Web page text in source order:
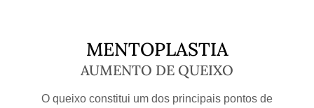
MENTOPLASTIA
AUMENTO DE QUEIXO
O queixo constitui um dos principais pontos de